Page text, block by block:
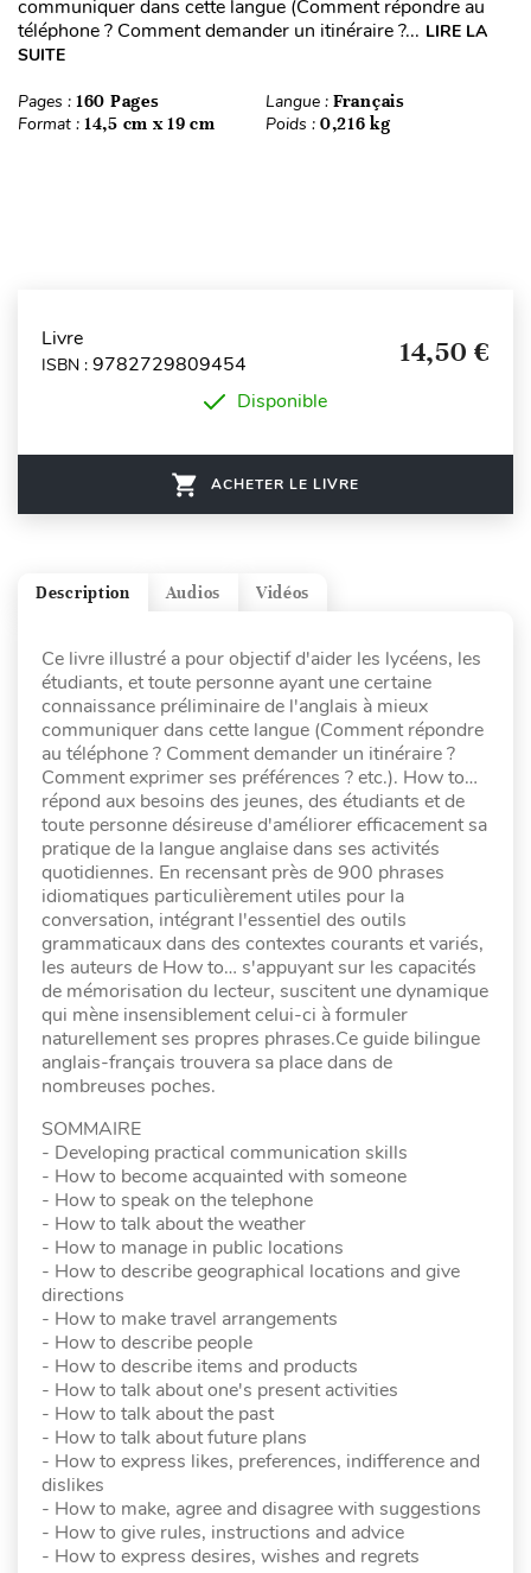
communiquer dans cette langue (Comment répondre au
téléphone ? Comment demander un itinéraire ?... LIRE LA
SUITE
Pages : 160 Pages Langue : Français
Format : 14,5 cm x 19 cm Poids : 0,216 kg
Livre
ISBN : 9782729809454 14,50 €
Disponible
ACHETER LE LIVRE
Vidéos
Audios
Description
Ce livre illustré a pour objectif d'aider les lycéens, les
étudiants, et toute personne ayant une certaine
connaissance préliminaire de l'anglais à mieux
communiquer dans cette langue (Comment répondre
au téléphone ? Comment demander un itinéraire ?
Comment exprimer ses préférences ? etc.). How to…
répond aux besoins des jeunes, des étudiants et de
toute personne désireuse d'améliorer efficacement sa
pratique de la langue anglaise dans ses activités
quotidiennes. En recensant près de 900 phrases
idiomatiques particulièrement utiles pour la
conversation, intégrant l'essentiel des outils
grammaticaux dans des contextes courants et variés,
les auteurs de How to… s'appuyant sur les capacités
de mémorisation du lecteur, suscitent une dynamique
qui mène insensiblement celui-ci à formuler
naturellement ses propres phrases.Ce guide bilingue
anglais-français trouvera sa place dans de
nombreuses poches.
SOMMAIRE
- Developing practical communication skills
- How to become acquainted with someone
- How to speak on the telephone
- How to talk about the weather
- How to manage in public locations
- How to describe geographical locations and give
directions
- How to make travel arrangements
- How to describe people
- How to describe items and products
- How to talk about one's present activities
- How to talk about the past
- How to talk about future plans
- How to express likes, preferences, indifference and
dislikes
- How to make, agree and disagree with suggestions
- How to give rules, instructions and advice
- How to express desires, wishes and regrets